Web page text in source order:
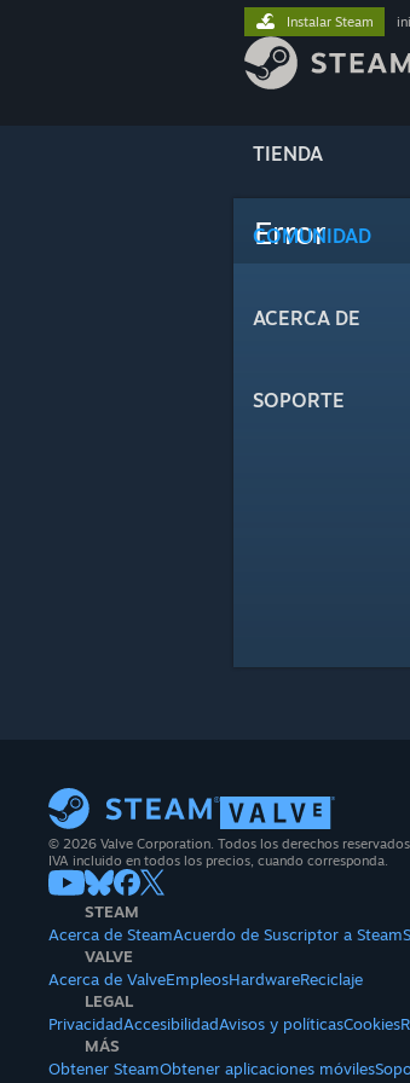
TIENDA
COMUNIDAD
ACERCA DE
SOPORTE
Instalar Steam
Error
© 2026 Valve Corporation. Todos los derechos
IVA incluido en todos los precios, cuando corresponda.
STEAM
Acerca de SteamAcuerdo de Suscriptor a Steam
VALVE
Acerca de ValveEmpleosHardwareReciclaje
LEGAL
PrivacidadAccesibilidadAvisos y políticasCookies
MÁS
Obtener SteamObtener aplicaciones móviles